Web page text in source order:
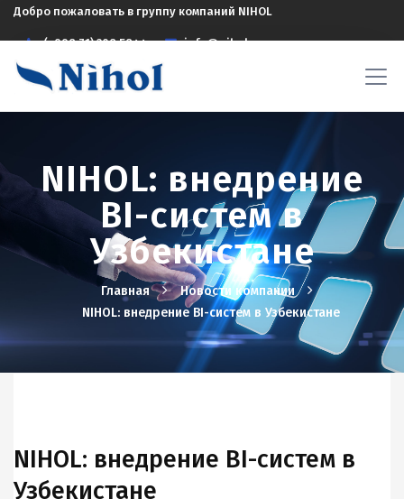
Добро пожаловать в группу компаний NIHOL
(+998 71) 208 5844 info@nihol.uz
NIHOL: внедрение
BI-систем в
Узбекистане
Главная
Новости компании
NIHOL: внедрение BI-систем в Узбекистане
NIHOL: внедрение BI-систем в
Узбекистане